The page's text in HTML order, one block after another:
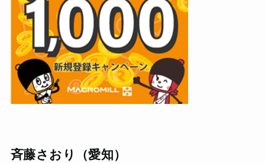
斉藤さおり（愛知）